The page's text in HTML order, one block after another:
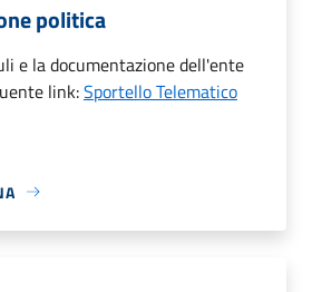
politica
e la documentazione dell'ente
link:Sportello Telematico